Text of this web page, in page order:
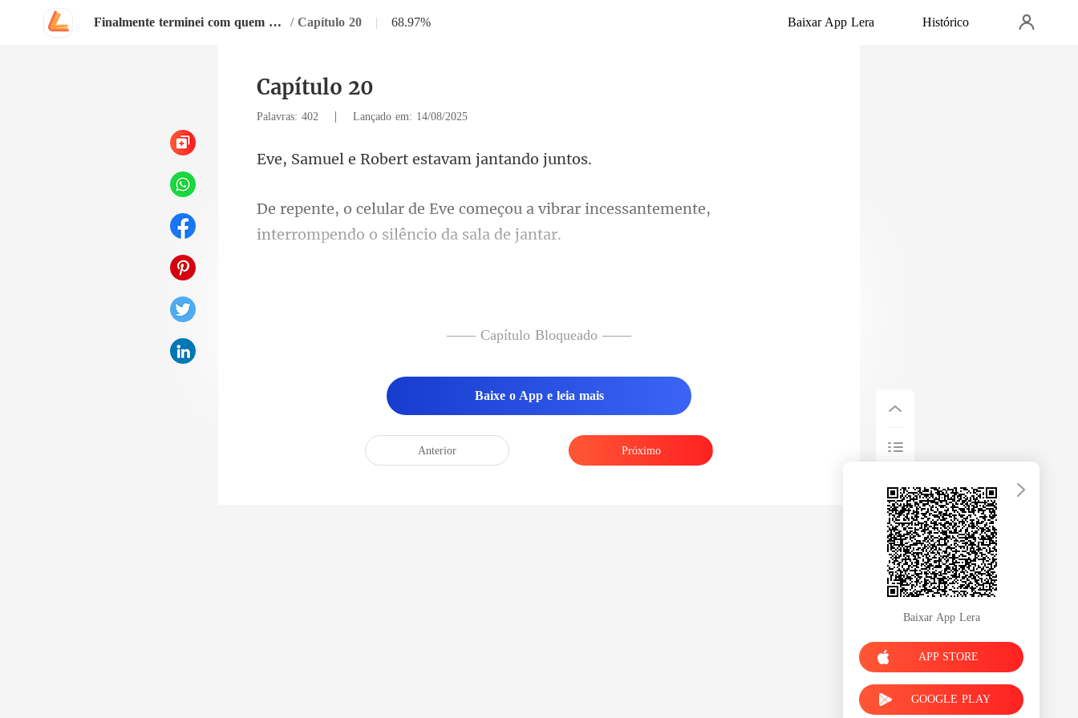
Finalmente terminei com quem amei por anos / Capítulo 20 | 68.97% Baixar App Lera Histórico
Capítulo 20
Palavras: 402 | Lançado em: 14/08/2025
obert estavam j
u a vibrar incessantemente,
interro
—— Capítulo Bloqueado ——
Baixe o App e leia mais
Anterior Próximo
Baixar App Lera
APP STORE
GOOGLE PLAY